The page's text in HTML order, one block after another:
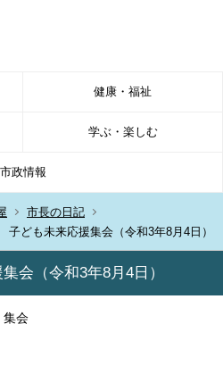
健康・福祉
学ぶ・楽しむ
市政情報
市長の日記
ども未来応援集会（令和3年8月4日）
会（令和3年8月4日）
集会